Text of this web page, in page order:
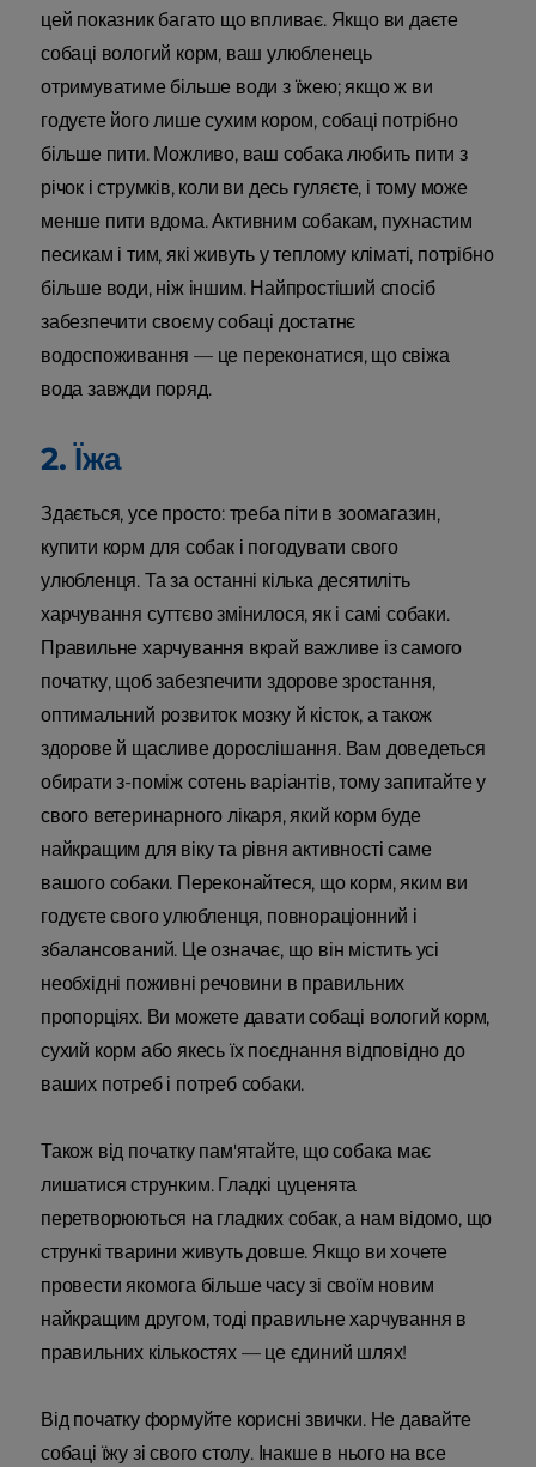
цей показник багато що впливає. Якщо ви даєте
собаці вологий корм, ваш улюбленець
отримуватиме більше води з їжею; якщо ж ви
годуєте його лише сухим кором, собаці потрібно
більше пити. Можливо, ваш собака любить пити з
річок і струмків, коли ви десь гуляєте, і тому може
менше пити вдома. Активним собакам, пухнастим
песикам і тим, які живуть у теплому кліматі, потрібно
більше води, ніж іншим. Найпростіший спосіб
забезпечити своєму собаці достатнє
водоспоживання — це переконатися, що свіжа
вода завжди поряд.
2. Їжа
Здається, усе просто: треба піти в зоомагазин,
купити корм для собак і погодувати свого
улюбленця. Та за останні кілька десятиліть
харчування суттєво змінилося, як і самі собаки.
Правильне харчування вкрай важливе із самого
початку, щоб забезпечити здорове зростання,
оптимальний розвиток мозку й кісток, а також
здорове й щасливе дорослішання. Вам доведеться
обирати з-поміж сотень варіантів, тому запитайте у
свого ветеринарного лікаря, який корм буде
найкращим для віку та рівня активності саме
вашого собаки. Переконайтеся, що корм, яким ви
годуєте свого улюбленця, повнораціонний і
збалансований. Це означає, що він містить усі
необхідні поживні речовини в правильних
пропорціях. Ви можете давати собаці вологий корм,
сухий корм або якесь їх поєднання відповідно до
ваших потреб і потреб собаки.
Також від початку пам'ятайте, що собака має
лишатися струнким. Гладкі цуценята
перетворюються на гладких собак, а нам відомо, що
стрункі тварини живуть довше. Якщо ви хочете
провести якомога більше часу зі своїм новим
найкращим другом, тоді правильне харчування в
правильних кількостях — це єдиний шлях!
Від початку формуйте корисні звички. Не давайте
собаці їжу зі свого столу. Інакше в нього на все